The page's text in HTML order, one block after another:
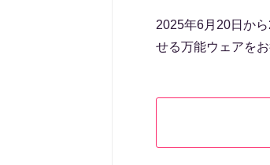
2025年6月20日か
せる万能ウェアを